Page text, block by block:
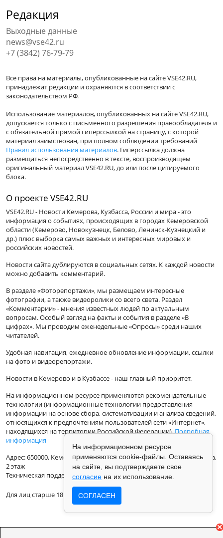
Редакция
Выходные данные
news@vse42.ru
+7 (3842) 76-79-79
Все права на материалы, опубликованные на сайте VSE42.RU,
принадлежат редакции и охраняются в соответствии с
законодательством РФ.
Использование материалов, опубликованных на сайте VSE42.RU,
допускается только с письменного разрешения правообладателя и
с обязательной прямой гиперссылкой на страницу, с которой
материал заимствован, при полном соблюдении требований
Правил использования материалов. Гиперссылка должна
размещаться непосредственно в тексте, воспроизводящем
оригинальный материал VSE42.RU, до или после цитируемого
блока.
О проекте VSE42.RU
VSE42.RU - Новости Кемерова, Кузбасса, России и мира - это
информация о событиях, происходящих в городах Кемеровской
области (Кемерово, Новокузнецк, Белово, Ленинск-Кузнецкий и
др.) плюс выборка самых важных и интересных мировых и
российских новостей.
Новости сайта дублируются в социальных сетях. К каждой новости
можно добавить комментарий.
В разделе «Фоторепортажи», мы размещаем интересные
фотографии, а также видеоролики со всего света. Раздел
«Комментарии» - мнения известных людей по актуальным
вопросам. Особый взгляд на факты и события в разделе «В
цифрах». Мы проводим еженедельные «Опросы» среди наших
читателей.
Удобная навигация, ежедневное обновление информации, ссылки
на фото и видеорепортажи.
Новости в Кемерово и в Кузбассе - наш главный приоритет.
На информационном ресурсе применяются рекомендательные
технологии (информационные технологии предоставления
информации на основе сбора, систематизации и анализа сведений,
относящихся к предпочтениям пользователей сети «Интернет»,
находящихся на территории Российской Федерации).Подробная
информация
Адрес: 650000, Кемеровская Область, г.Кемерово, ул.Кузбасская 33а,
2 этаж
Техническая поддержка: support@vse42.ru
Для лиц старше 18 лет.
На информационном ресурсе
применяются cookie-файлы. Оставаясь
на сайте, вы подтверждаете свое
согласие на их использование.
СОГЛАСЕН